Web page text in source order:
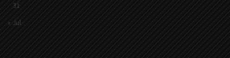
31
« Jul